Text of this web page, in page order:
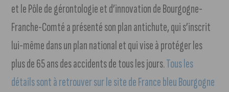
et le Pôle de gérontologie et d’innovation de Bourgogne-
Franche-Comté a présenté son plan antichute, qui s’inscrit
lui-même dans un plan national et qui vise à protéger les
plus de 65 ans des accidents de tous les jours.Tous les
détails sont à retrouver sur le site de France bleu Bourgogne